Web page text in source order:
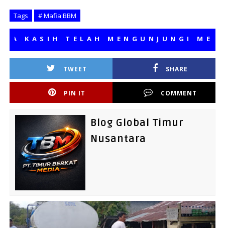
Tags # Mafia BBM
TELAH MENGUNJUNGI MEDIA
TWEET SHARE
PIN IT COMMENT
Blog Global Timur
Nusantara